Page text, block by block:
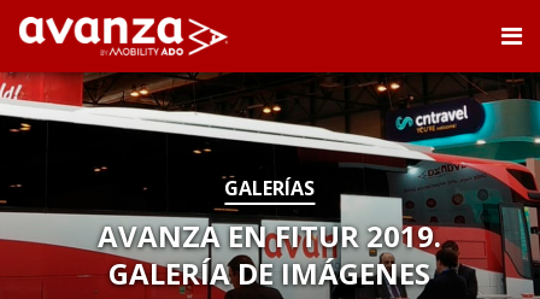
GALERÍAS
AVANZA EN FITUR 2019.
GALERÍA DE IMÁGENES